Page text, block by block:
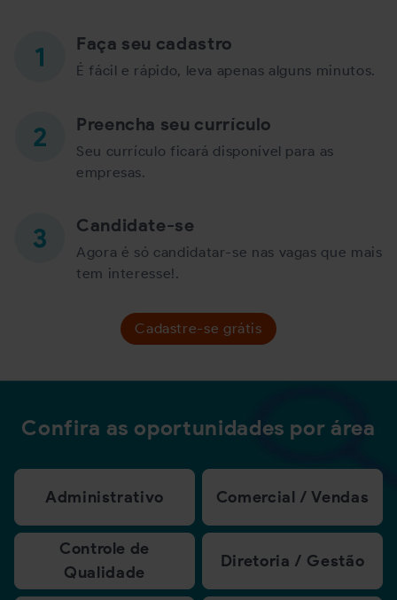
Faça seu cadastro
É fácil e rápido, leva apenas alguns minutos.
Preencha seu currículo
Seu currículo ficará disponível para as
empresas.
Candidate-se
Agora é só candidatar-se nas vagas que mais
tem interesse!.
Cadastre-se grátis
Confira as oportunidades por área
Administrativo Comercial / Vendas
Controle de
Qualidade
Diretoria / Gestão